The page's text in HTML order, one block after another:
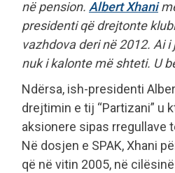
në pension. Albert Xhani
presidenti që drejtonte
vazhdova deri në 2012. Ai
nuk i kalonte më shteti. U
Ndërsa, ish-presidenti
drejtimin e tij “Partizani” u
aksionere sipas rregullave
Në dosjen e SPAK, Xhani
që në vitin 2005, në